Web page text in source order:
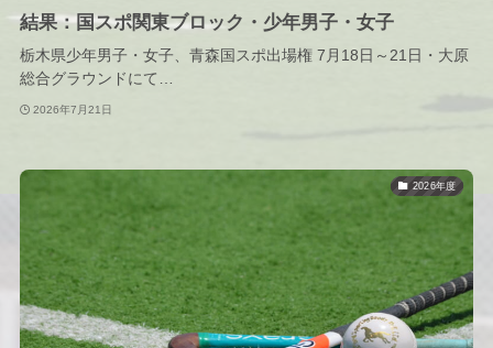
結果：国スポ関東ブロック・少年男子・女子
栃木県少年男子・女子、青森国スポ出場権 7月18日～21日・大原
総合グラウンドにて…
2026年7月21日
2026年度